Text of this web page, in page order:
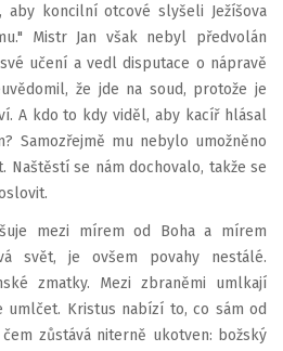
koncilní otcové slyšeli Ježíšova
Mistr Jan však nebyl předvolán
učení a vedl disputace o nápravě
že jde na soud, protože je
A kdo to kdy viděl, aby kacíř hlásal
Samozřejmě mu nebylo umožněno
Naštěstí se nám dochovalo, takže se
mezi mírem od Boha a mírem
svět, je ovšem povahy nestálé.
zmatky. Mezi zbraněmi umlkají
umlčet. Kristus nabízí to, co sám od
zůstává niterně ukotven: božský